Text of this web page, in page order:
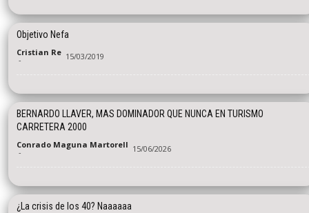
Objetivo Nefa
Cristian Re
- 15/03/2019
BERNARDO LLAVER, MAS DOMINADOR QUE NUNCA EN TURISMO
CARRETERA 2000
Conrado Maguna Martorell
- 15/06/2026
¿La crisis de los 40? Naaaaaa